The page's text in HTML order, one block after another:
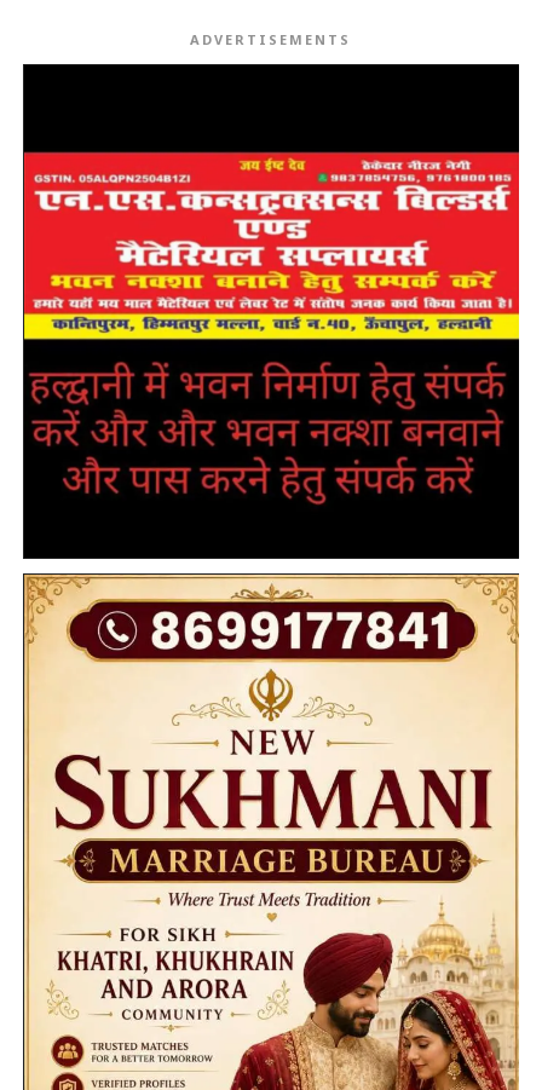
ADVERTISEMENTS